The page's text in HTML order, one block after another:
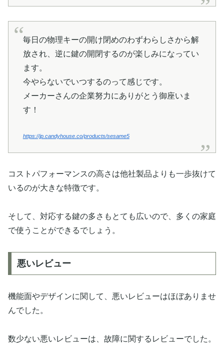
毎日の物理キーの開け閉めのわずわらしさから解
放され、逆に鍵の開閉するのが楽しみになってい
ます。
今やらないでいつするのって感じです。
メーカーさんの企業努力にありがとう御座いま
す！
https://jp.candyhouse.co/products/sesame5
コストパフォーマンスの高さは他社製品よりも一歩抜けて
いるのが大きな特徴です。
そして、対応する鍵の多さもとても広いので、多くの家庭
で使うことができるでしょう。
悪いレビュー
機能面やデザインに関して、悪いレビューはほぼありませ
んでした。
数少ない悪いレビューは、故障に関するレビューでした。